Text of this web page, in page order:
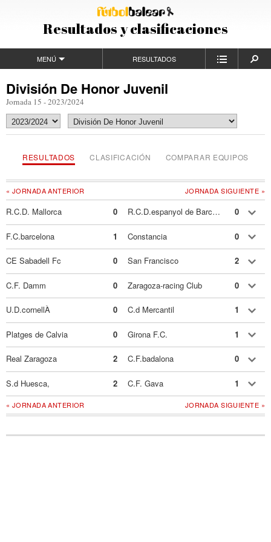
Resultados y clasificaciones
MENÚ RESULTADOS
División De Honor Juvenil
Jornada 15 - 2023/2024
RESULTADOS CLASIFICACIÓN COMPARAR EQUIPOS
JORNADA SIGUIENTE »
« JORNADA ANTERIOR
R.C.D. Mallorca 0 R.C.D.espanyol de Barcelona 0
F.C.barcelona 1 Constancia 0
CE Sabadell Fc 0 San Francisco 2
C.F. Damm 0 Zaragoza-racing Club 0
U.D.cornellÀ 0 C.d Mercantil 1
Platges de Calvia 0 Girona F.C. 1
Real Zaragoza 2 C.F.badalona 0
S.d Huesca, 2 C.F. Gava 1
JORNADA SIGUIENTE »
« JORNADA ANTERIOR